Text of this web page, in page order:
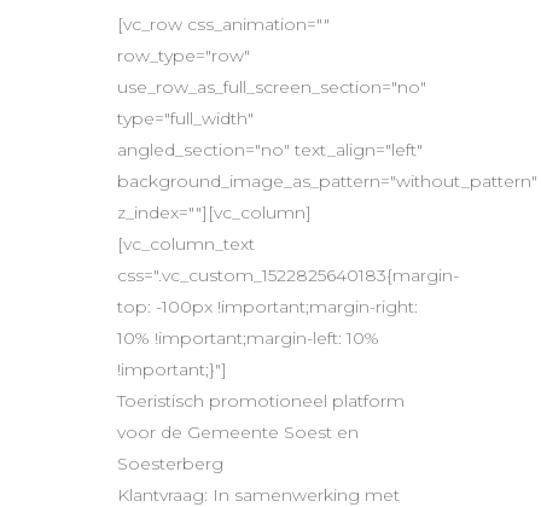
[vc_row css_animation=""
row_type="row"
use_row_as_full_screen_section="no"
type="full_width"
angled_section="no" text_align="left"
background_image_as_pattern="without_pattern"
z_index=""][vc_column]
[vc_column_text
css=".vc_custom_1522825640183{margin-
top: -100px !important;margin-right:
10% !important;margin-left: 10%
!important;}"]
Toeristisch promotioneel platform
voor de Gemeente Soest en
Soesterberg
Klantvraag: In samenwerking met